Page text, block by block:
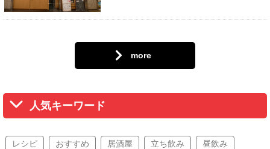
more
人気キーワード
レシピ おすすめ 居酒屋 立ち飲み 昼飲み